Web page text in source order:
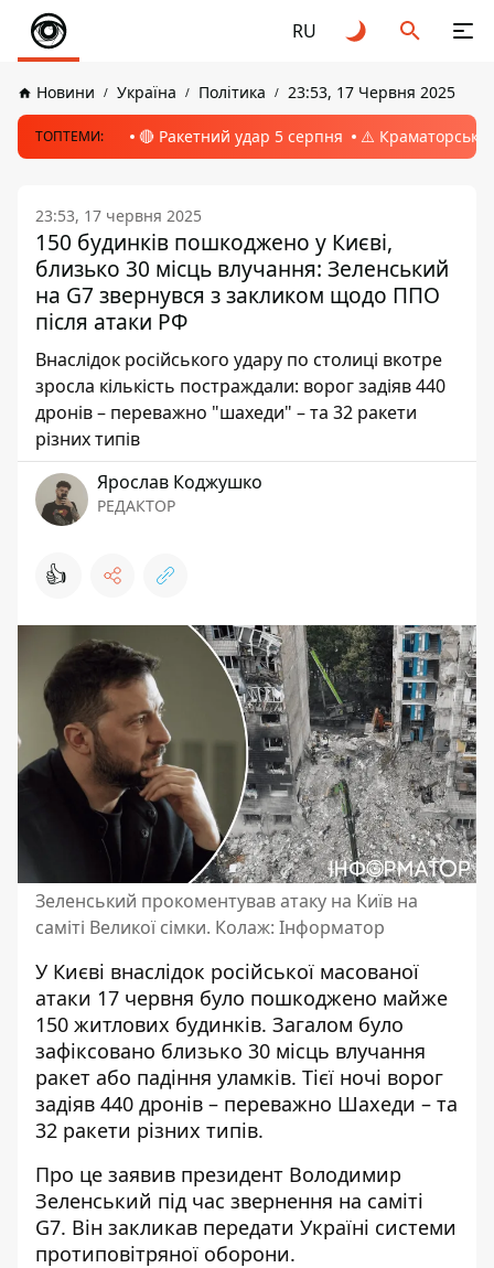
RU
Новини Україна Політика 23:53, 17 Червня 2025
ТОПТЕМИ: 🔴 Ракетний удар 5 серпня ⚠️ Краматорськ,
23:53, 17 червня 2025
150 будинків пошкоджено у Києві,
близько 30 місць влучання: Зеленський
на G7 звернувся з закликом щодо ППО
після атаки РФ
Внаслідок російського удару по столиці вкотре
зросла кількість постраждали: ворог задіяв 440
дронів – переважно "шахеди" – та 32 ракети
різних типів
Ярослав Коджушко
РЕДАКТОР
👍
Зеленський прокоментував атаку на Київ на
саміті Великої сімки. Колаж: Інформатор
У Києві внаслідок російської масованої
атаки 17 червня було пошкоджено майже
150 житлових будинків. Загалом було
зафіксовано близько 30 місць влучання
ракет або падіння уламків. Тієї ночі ворог
задіяв 440 дронів – переважно Шахеди – та
32 ракети різних типів.
Про це заявив президент Володимир
Зеленський під час звернення на саміті
G7. Він закликав передати Україні системи
протиповітряної оборони.